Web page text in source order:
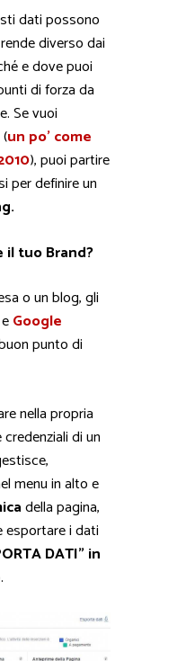
dati possono
diverso dai
e dove puoi
di forza da
Se vuoi
un po’ come
), puoi partire
per definire un
il tuo Brand?
o un blog, gli
eGoogle
punto di
nella propria
di un
menu in alto e
della pagina,
esportare i dati
DATI” in